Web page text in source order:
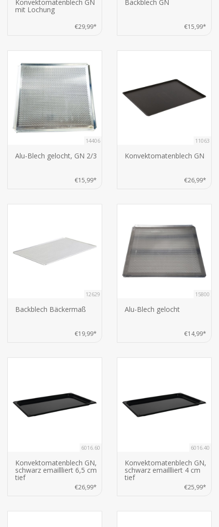
Konvektomatenblech GN
mit Lochung
€29,99*
Backblech GN
€15,99*
14406
Alu-Blech gelocht, GN 2/3
€15,99*
11063
Konvektomatenblech GN
€26,99*
12629
Backblech Bäckermaß
€19,99*
15800
Alu-Blech gelocht
€14,99*
6016.60
Konvektomatenblech GN,
schwarz emaillliert 6,5 cm
tief
€26,99*
6016.40
Konvektomatenblech GN,
schwarz emaillliert 4 cm
tief
€25,99*